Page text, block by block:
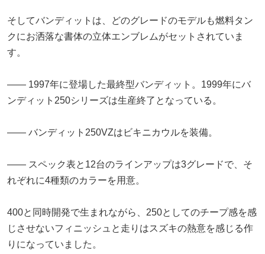
そしてバンディットは、どのグレードのモデルも燃料タン
クにお洒落な書体の立体エンブレムがセットされていま
す。
―― 1997年に登場した最終型バンディット。1999年にバ
ンディット250シリーズは生産終了となっている。
―― バンディット250VZはビキニカウルを装備。
―― スペック表と12台のラインアップは3グレードで、そ
れぞれに4種類のカラーを用意。
400と同時開発で生まれながら、250としてのチープ感を感
じさせないフィニッシュと走りはスズキの熱意を感じる作
りになっていました。